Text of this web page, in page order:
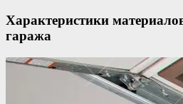
Характеристики
гаража